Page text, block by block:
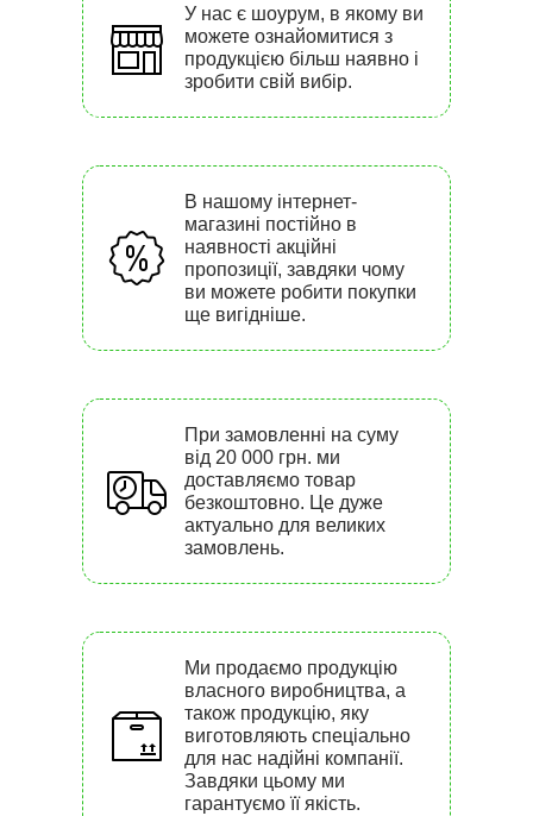
У нас є шоурум, в якому ви
можете ознайомитися з
продукцією більш наявно і
зробити свій вибір.
В нашому інтернет-
магазині постійно в
наявності акційні
пропозиції, завдяки чому
ви можете робити покупки
ще вигідніше.
При замовленні на суму
від 20 000 грн. ми
доставляємо товар
безкоштовно. Це дуже
актуально для великих
замовлень.
Ми продаємо продукцію
власного виробництва, а
також продукцію, яку
виготовляють спеціально
для нас надійні компанії.
Завдяки цьому ми
гарантуємо її якість.